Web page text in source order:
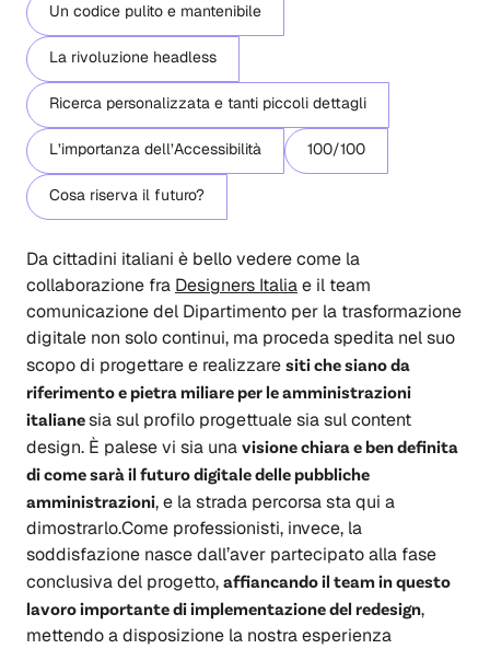
Un codice pulito e mantenibile
La rivoluzione headless
Ricerca personalizzata e tanti piccoli dettagli
L’importanza dell’Accessibilità 100/100
Cosa riserva il futuro?
Da cittadini italiani è bello vedere come la
collaborazione fra Designers Italiae il team
comunicazione del Dipartimento per la trasformazione
digitale non solo continui, ma proceda spedita nel suo
scopo di progettare e realizzare siti che siano da
riferimento e pietra miliare per le amministrazioni
italianesia sul profilo progettuale sia sul content
design. È palese vi sia una visione chiara e ben definita
di come sarà il futuro digitale delle pubbliche
amministrazioni, e la strada percorsa sta qui a
dimostrarlo.Come professionisti, invece, la
soddisfazione nasce dall’aver partecipato alla fase
conclusiva del progetto, affiancando il team in questo
lavoro importante di implementazione del redesign,
mettendo a disposizione la nostra esperienza